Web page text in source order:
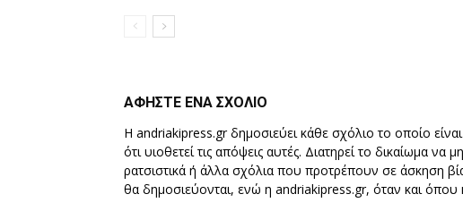
ΑΦΗΣΤΕ ΕΝΑ ΣΧΟΛΙΟ
Η andriakipress.gr δημοσιεύει κάθε σχόλιο το οποίο
ότι υιοθετεί τις απόψεις αυτές. Διατηρεί το δικαίωμα να
ρατσιστικά ή άλλα σχόλια που προτρέπουν σε άσκηση
θα δημοσιεύονται, ενώ η andriakipress.gr, όταν και όπου